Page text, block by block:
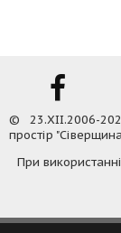
© 23.XII.2006-
простір
При